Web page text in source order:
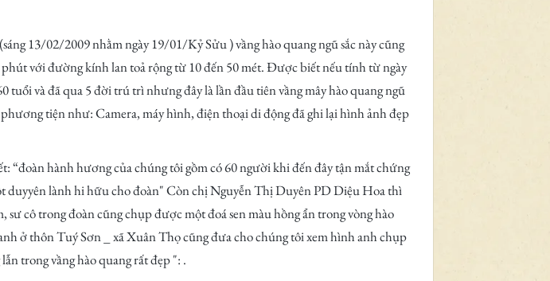
13/02/2009 nhằm ngày 19/01/Kỷ Sửu ) vầng hào quang ngũ sắc này cũng
với đường kính lan toả rộng từ 10 đến 50 mét. Được biết nếu tính từ ngày
và đã qua 5 đời trú trì nhưng đây là lần đầu tiên vầng mây hào quang ngũ
tiện như: Camera, máy hình, điện thoại di động đã ghi lại hình ảnh đẹp
hành hương của chúng tôi gồm có 60 người khi đến đây tận mắt chứng
duyyên lành hi hữu cho đoàn" Còn chị Nguyễn Thị Duyên PD Diệu Hoa thì
cô trong đoàn cũng chụp được một đoá sen màu hồng ẩn trong vòng hào
ở thôn Tuý Sơn _ xã Xuân Thọ cũng đưa cho chúng tôi xem hình anh chụp
trong vầng hào quang rất đẹp ": .